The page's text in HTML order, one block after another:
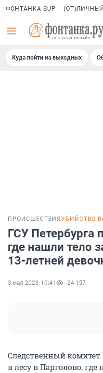
ФОНТАНКА SUP
Куда пойти на выходных
ПРОИСШЕСТВИЯ УБИЙСТВО
ГСУ Петербурга
где нашли тело
13-летней
3 мая 2023, 10:41 24 157
Следственный комитет
в лесу в Парголово, где